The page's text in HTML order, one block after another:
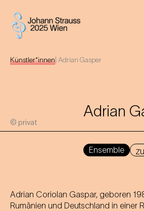
Künstler*innen Adrian Gasper
© privat
Adrian
Ensemble
Adrian Coriolan Gaspar, geboren
Rumänien und Deutschland in einer